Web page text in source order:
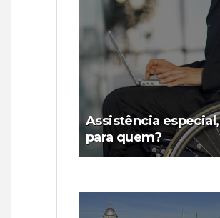
Assistência especial,
para quem?